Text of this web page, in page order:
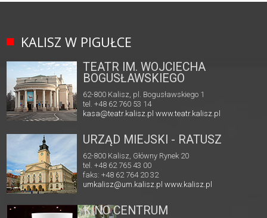
KALISZ W PIGUŁCE
TEATR IM. WOJCIECHA
BOGUSŁAWSKIEGO
62-800 Kalisz, pl. Bogusławskiego 1
tel. +48 62 760 53 14
kasa@teatr.kalisz.pl www.teatr.kalisz.pl
URZĄD MIEJSKI - RATUSZ
62-800 Kalisz, Główny Rynek 20
tel. +48 62 765 43 00
faks: +48 62 764 20 32
umkalisz@um.kalisz.plwww.kalisz.pl
KINO CENTRUM